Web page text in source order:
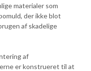
materialer som
der ikke blot
af skadelige
af
er konstrueret til at